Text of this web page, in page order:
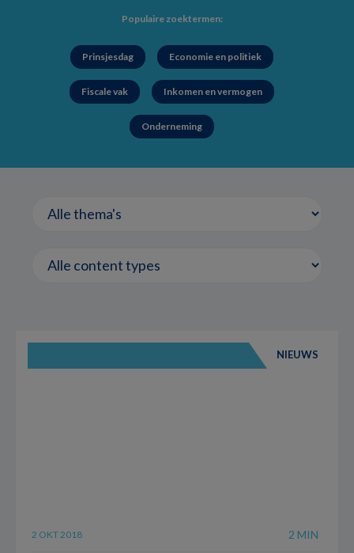
Populaire zoektermen:
Prinsjesdag Economie en politiek
Fiscale vak Inkomen en vermogen
Onderneming
NIEUWS
2 OKT 2018 2 MIN